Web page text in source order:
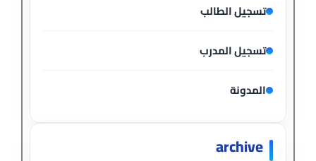
تسجيل الطالب
تسجيل المدرب
المدونة
archive